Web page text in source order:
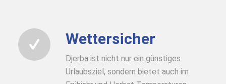
Wettersicher
Djerba ist nicht nur ein günstiges
Urlaubsziel, sondern bietet auch im